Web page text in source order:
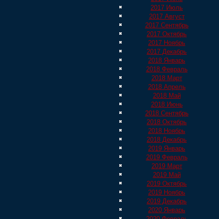
2017 Июль
2017 Август
2017 Сентябрь
2017 Октябрь
2017 Ноябрь
2017 Декабрь
2018 Январь
2018 Февраль
2018 Март
2018 Апрель
2018 Май
2018 Июнь
2018 Сентябрь
2018 Октябрь
2018 Ноябрь
2018 Декабрь
2019 Январь
2019 Февраль
2019 Март
2019 Май
2019 Октябрь
2019 Ноябрь
2019 Декабрь
2020 Январь